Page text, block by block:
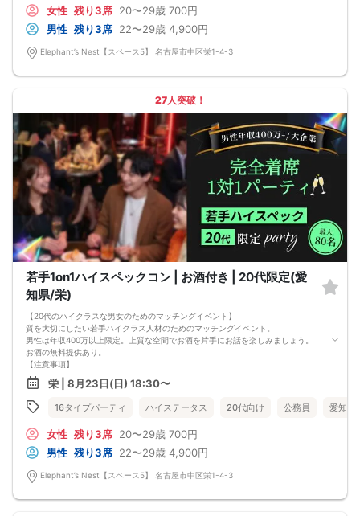
交通費等の補償は致しかねますのであらかじめご了承ください。
・当日は時間に余裕をもってお越しください。10分以上の遅刻はご参加をお断り
する場合がございます。
【その他】
■最小催行人数
アルコール/ソフトドリンク付き
女性 残り3席 20〜29歳 700円
男性 残り3席 22〜29歳 4,900円
Elephant’s Nest【スペース5】 名古屋市中区栄1-4-3
27人突破！
若手1on1ハイスペックコン | お酒付き | 20代限定(愛
知県/栄)
【20代のハイクラスな男女のためのマッチングイベント】
質を大切にしたい若手ハイクラス人材のためのマッチングイベント。
男性は年収400万以上限定。上質な空間でお酒を片手にお話を楽しみましょう。
お酒の無料提供あり。
【注意事項】
■当日の持ち物
・公的身分証明書 ※ご提示いただけない方はご参加いただけません
■留意事項
・最善を尽くしておりますが、やむを得ない事情（ご予約者様の当日キャンセル
交通費等の補償は致しかねますのであらかじめご了承ください。
・当日は時間に余裕をもってお越しください。10分以上の遅刻はご参加をお断り
する場合がございます。
【その他】
■最小催行人数
栄 | 8月23日(日) 18:30〜
16タイプパーティ ハイステータス 20代向け 公務員 愛知県
女性 残り3席 20〜29歳 700円
男性 残り3席 22〜29歳 4,900円
Elephant’s Nest【スペース5】 名古屋市中区栄1-4-3